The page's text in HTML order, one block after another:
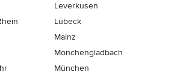
Leverkusen
Lübeck
Mainz
Mönchen­gladbach
München